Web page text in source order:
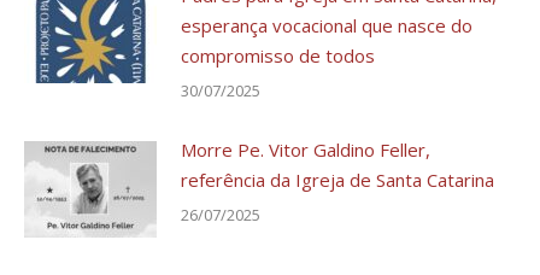
esperança vocacional que nasce do
compromisso de todos
30/07/2025
Morre Pe. Vitor Galdino Feller,
referência da Igreja de Santa Catarina
26/07/2025